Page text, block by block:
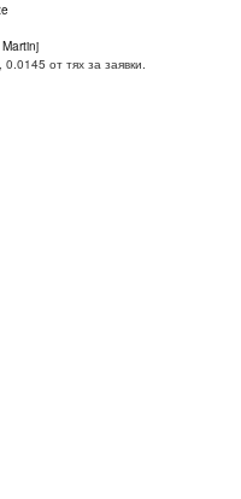
от тях за заявки.